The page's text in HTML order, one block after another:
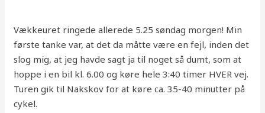
Vækkeuret ringede allerede 5.25 søndag morgen! Min
første tanke var, at det da måtte være en fejl, inden det
slog mig, at jeg havde sagt ja til noget så dumt, som at
hoppe i en bil kl. 6.00 og køre hele 3:40 timer HVER vej.
Turen gik til Nakskov for at køre ca. 35-40 minutter på
cykel.